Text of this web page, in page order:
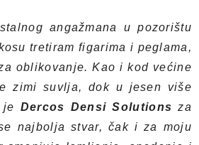
angažmana u pozorištu
tretiram figarima i peglama,
oblikovanje. Kao i kod većine
zimi suvlja, dok u jesen više
je Dercos Densi Solutions za
najbolja stvar, čak i za moju